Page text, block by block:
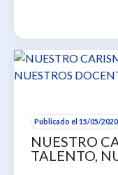
Publicado el 15/05/2020
NUESTRO
TALENTO,